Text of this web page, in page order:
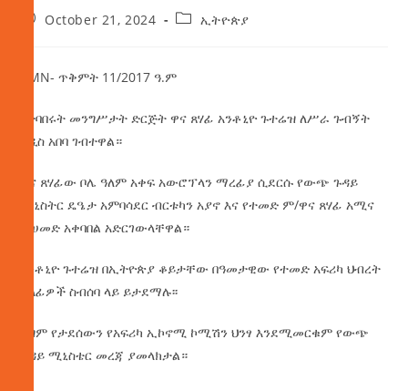
October 21, 2024 ኢትዮጵያ
AMN- ጥቅምት 11/2017 ዓ.ም
የተባበሩት መንግሥታት ድርጅት ዋና ጸሃፊ አንቶኒዮ ጉተሬዝ ለሥራ ጉብኝት
አዲስ አበባ ገብተዋል።
ዋና ጸሃፊው ቦሌ ዓለም አቀፍ አውሮፕላን ማረፊያ ሲደርሱ የውጭ ጉዳይ
ሚኒስትር ዴዔታ አምባሳደር ብርቱካን አያኖ እና የተመድ ም/ዋና ጸሃፊ አሚና
መሀመድ አቀባበል አድርገውላቸዋል።
አንቶኒዮ ጉተሬዝ በኢትዮጵያ ቆይታቸው በዓመታዊው የተመድ አፍሪካ ህብረት
ኃላፊዎች ስብሰባ ላይ ይታደማሉ፡፡
ዳግም የታደሰውን የአፍሪካ ኢኮኖሚ ኮሚሽን ህንፃ እንደሚመርቁም የውጭ
ጉዳይ ሚኒስቴር መረጃ ያመላክታል።